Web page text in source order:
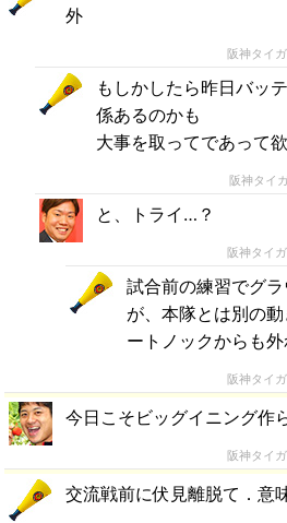
外
阪神タイ
もしかしたら昨日バッ
係あるのかも
大事を取ってであって
阪神タイ
と、トライ…？
阪神タイ
試合前の練習でグ
が、本隊とは別の
ートノックからも外
阪神タイ
今日こそビッグイニング作
阪神タイ
交流戦前に伏見離脱て．意